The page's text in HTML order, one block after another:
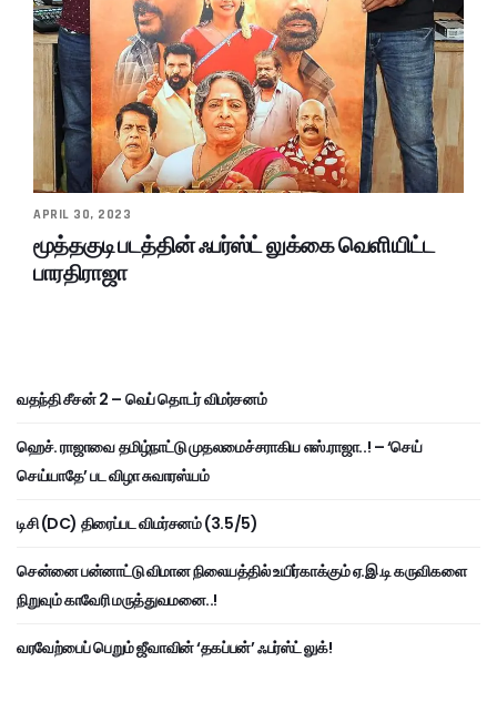
APRIL 30, 2023
மூத்தகுடி படத்தின் ஃபர்ஸ்ட் லுக்கை வெளியிட்ட
பாரதிராஜா
வதந்தி சீசன் 2 – வெப் தொடர் விமர்சனம்
ஹெச். ராஜாவை தமிழ்நாட்டு முதலமைச்சராகிய எஸ்.ராஜா..! – ‘செய்
செய்யாதே’ பட விழா சுவாரஸ்யம்
டிசி (DC) திரைப்பட விமர்சனம் (3.5/5)
சென்னை பன்னாட்டு விமான நிலையத்தில் உயிர்காக்கும் ஏ.இ.டி கருவிகளை
நிறுவும் காவேரி மருத்துவமனை..!
வரவேற்பைப் பெறும் ஜீவாவின் ‘தகப்பன்’ ஃபர்ஸ்ட் லுக்!